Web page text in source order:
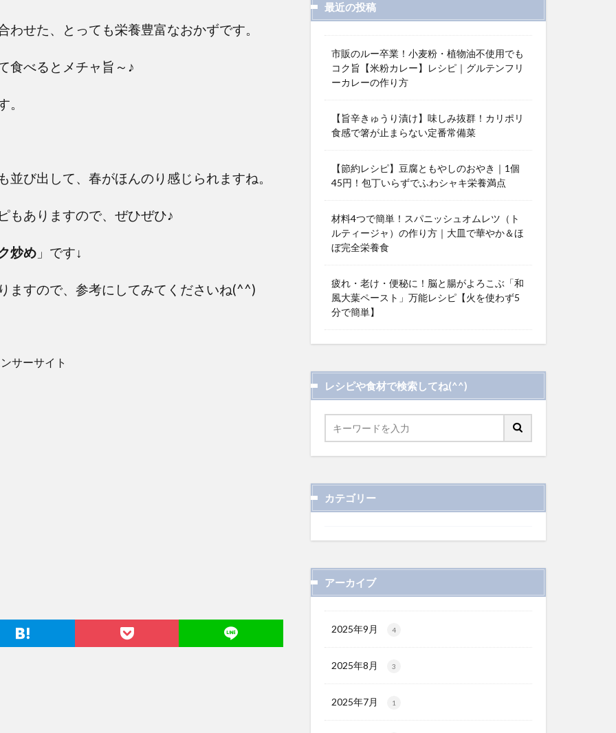
せた、とっても栄養豊富なおかずです。
食べるとメチャ旨～♪
。
び出して、春がほんのり感じられますね。
もありますので、ぜひぜひ♪
炒め 」です↓
ますので、参考にしてみてくださいね(^^)
サーサイト
最近の投稿
市販のルー卒業！小麦粉・植物油不使用でも
コク旨【米粉カレー】レシピ｜グルテンフリ
ーカレーの作り方
【旨辛きゅうり漬け】味しみ抜群！カリポリ
食感で箸が止まらない定番常備菜
【節約レシピ】豆腐ともやしのおやき｜1個
45円！包丁いらずでふわシャキ栄養満点
材料4つで簡単！スパニッシュオムレツ（ト
ルティージャ）の作り方｜大皿で華やか＆ほ
ぼ完全栄養食
疲れ・老け・便秘に！脳と腸がよろこぶ「和
風大葉ペースト」万能レシピ【火を使わず5
分で簡単】
レシピや食材で検索してね(^^)
カテゴリー
アーカイブ
2025年9月 4
2025年8月 3
2025年7月 1